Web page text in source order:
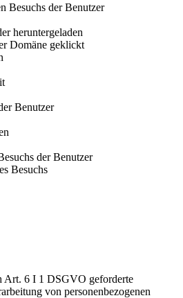
Besuchs der Benutzer
heruntergeladen
Domäne geklickt
Benutzer
der Benutzer
Besuchs
Art. 6 I 1 DSGVO geforderte
von personenbezogenen